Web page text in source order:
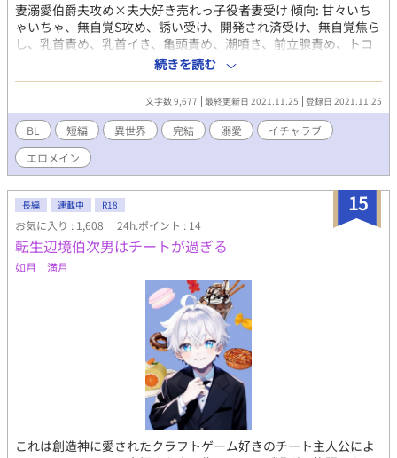
妻溺愛伯爵夫攻め×夫大好き売れっ子役者妻受け 傾向: 甘々いち
ゃいちゃ、無自覚S攻め、誘い受け、開発され済受け、無自覚焦ら
し、乳首責め、乳首イき、亀頭責め、潮噴き、前立腺責め、トコ
ロテン、快楽堕ち ※これは別ネタの『嫌われ役の公式愛妾ですが
夫だけは僕のガチ勢でした』のR18話です。R15に飽き足らず爆誕
しました。 〈別ネタ未読の方へ〉 作者名をポチっとして一覧から
そちらを読んで（ついでに投票して）頂けたら歓喜ですが、読ま
なくても「受けは男だけど色々あって女として攻めと結婚して
る。2人は何やかんやあって今はただのバカップル」というふざけ
た設定だけご承知頂ければ大丈夫。
続きを読む
文字数 9,677 最終更新日 2021.11.25 登録日 2021.11.25
BL 短編 異世界 完結 溺愛
イチャラブ
エロメイン
15
長編 連載中 R18
お気に入り : 1,608 24h.ポイント : 14
転生辺境伯次男はチートが過ぎる
如月 満月
これは創造神に愛されたクラフトゲーム好きのチート主人公によ